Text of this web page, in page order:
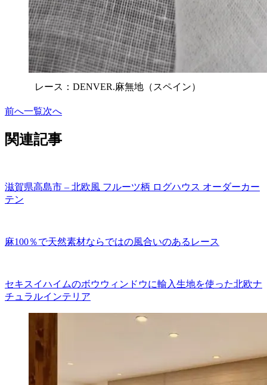
レース：DENVER.麻無地（スペイン）
前へ一覧次へ
関連記事
滋賀県高島市 – 北欧風 フルーツ柄 ログハウス オーダーカー
テン
麻100％で天然素材ならではの風合いのあるレース
セキスイハイムのボウウィンドウに輸入生地を使った北欧ナ
チュラルインテリア